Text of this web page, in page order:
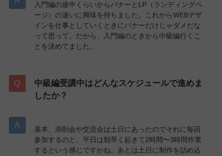
入門編の途中くらいからバナーとLP（ランディングペ
ージ）の違いに興味を持ちました。これからWEBデザ
インを仕事としていくときにバナーだけじゃダメだな
って思って。だから、入門編のときから中級編行くこ
とを決めてました。
中級編受講中はどんなスケジュールで進めま
したか？
基本、添削会や交流会は土日にあったのでそれに毎回
参加するのと、平日は朝早く起きて2時間〜3時間作業
するという感じですかね。あとは土日に制作を詰め込